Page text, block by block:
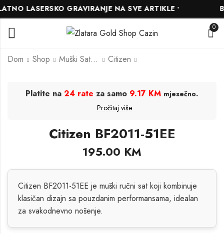
LASERSKO GRAVIRANJE NA SVE ARTIKLE •
0
Dom Shop Muški Satovi Citizen
Citizen AW1750-85E
Citizen EU6090-54A
Platite na 24 rate za samo 9.17 KM mjesečno.
Pročitaj više
Citizen BF2011-51EE
195.00 KM
Citizen BF2011-51EE je muški ručni sat koji kombinuje
klasičan dizajn sa pouzdanim performansama, idealan
za svakodnevno nošenje.